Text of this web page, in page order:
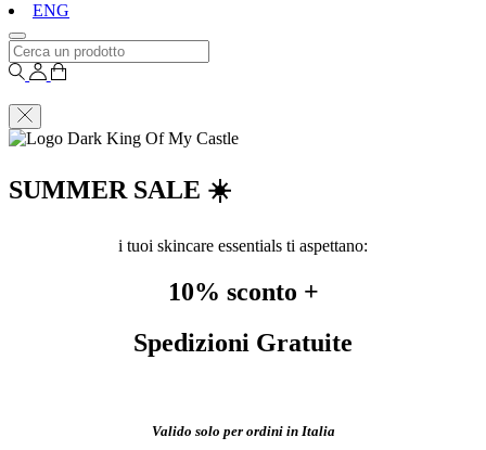
ENG
SUMMER SALE ☀️
i tuoi skincare essentials ti aspettano:
10% sconto +
Spedizioni Gratuite
Valido solo per ordini in Italia